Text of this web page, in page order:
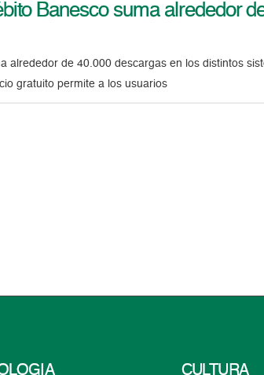
Banesco suma alrededor
alrededor de 40.000 descargas en los distintos
gratuito permite a los usuarios
CULTURA